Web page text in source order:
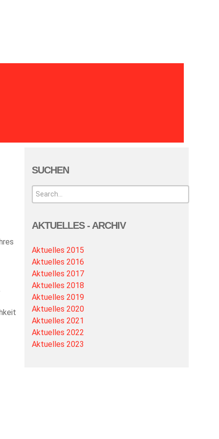
SUCHEN
AKTUELLES - ARCHIV
Aktuelles 2015
Aktuelles 2016
Aktuelles 2017
Aktuelles 2018
Aktuelles 2019
Aktuelles 2020
Aktuelles 2021
Aktuelles 2022
Aktuelles 2023